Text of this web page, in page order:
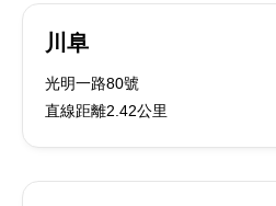
川阜
光明一路80號
直線距離2.42公里